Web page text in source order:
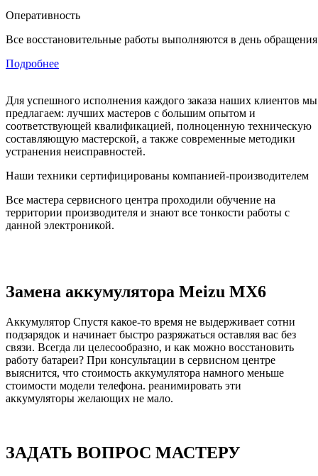
Оперативность
Все восстановительные работы выполняются в день
Подробнее
Для успешного исполнения каждого заказа наших клиентов мы
предлагаем: лучших мастеров с большим опытом и
соответствующей квалификацией, полноценную техническую
составляющую мастерской, а также современные методики
устранения неисправностей.
Наши техники сертифицированы компанией-производителем
Все мастера сервисного центра проходили обучение на
территории производителя и знают все тонкости работы с
данной электроникой.
Замена аккумулятора Meizu MX6
Аккумулятор Спустя какое-то время не выдерживает сотни
подзарядок и начинает быстро разряжаться оставляя вас без
связи. Всегда ли целесообразно, и как можно восстановить
работу батареи? При консультации в сервисном центре
выяснится, что стоимость аккумулятора намного меньше
стоимости модели телефона. реанимировать эти
аккумуляторы желающих не мало.
ЗАДАТЬ ВОПРОС МАСТЕРУ